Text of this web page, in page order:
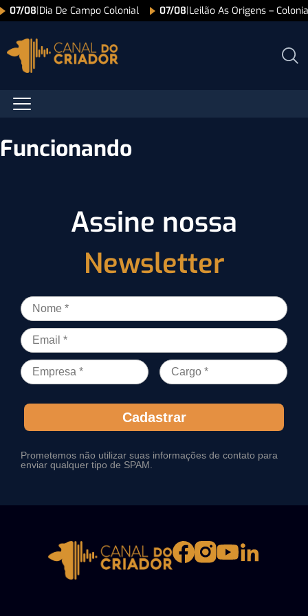
07/08|Dia De Campo Colonial 07/08|Leilão As Origens –
Funcionando
Assine nossa
Newsletter
Cadastrar
Prometemos não utilizar suas informações de contato para
enviar qualquer tipo de SPAM.